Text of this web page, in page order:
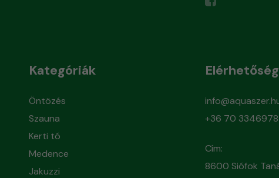
Kategóriák
Öntözés
Szauna
Kerti tó
Medence
Jakuzzi
Elérhetőség
+36 70 3346978
Cím:
8600 Siófok